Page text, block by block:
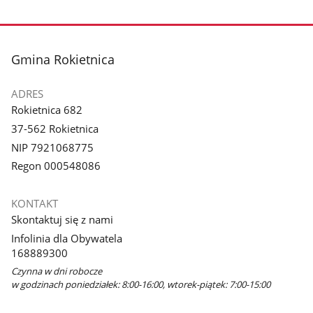
stopka
Gmina Rokietnica
ADRES
Rokietnica 682
37-562 Rokietnica
NIP 7921068775
Regon 000548086
KONTAKT
Skontaktuj się z nami
Infolinia dla Obywatela
168889300
Czynna w dni robocze
w godzinach poniedziałek: 8:00-16:00, wtorek-piątek: 7:00-15:00